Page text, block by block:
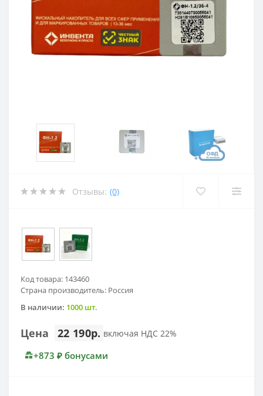
Отзывы: (0)
Код товара: 143460
Страна производитель: Россия
В наличии: 1000 шт.
Цена 22 190р. включая НДС 22%
+873 ₽ бонусами